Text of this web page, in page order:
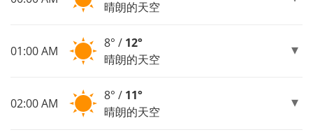
晴朗的天空
01:00 AM
8° / 12°
晴朗的天空
02:00 AM
8° / 11°
晴朗的天空